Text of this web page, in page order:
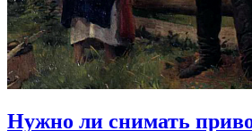
Нужно ли снимать